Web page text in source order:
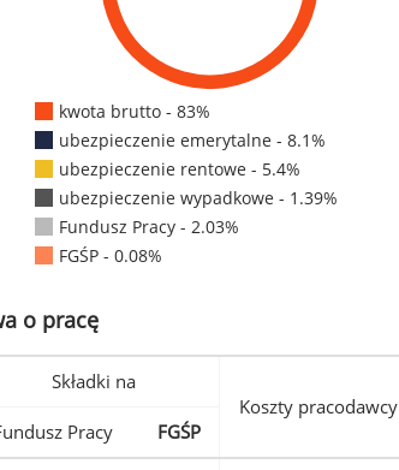
kwota brutto - 83%
ubezpieczenie emerytalne - 8.1%
ubezpieczenie rentowe - 5.4%
ubezpieczenie wypadkowe - 1.39%
Fundusz Pracy - 2.03%
FGŚP - 0.08%
o pracę
Składki na
Koszty pracodawcy
Pracy FGŚP